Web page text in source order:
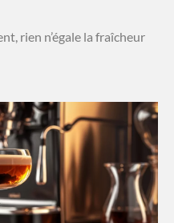
rien n’égale la fraîcheur